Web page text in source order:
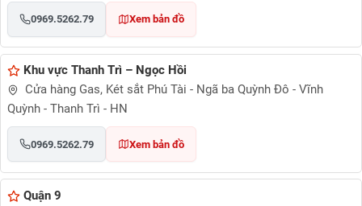
0969.5262.79 Xem bản đồ
Khu vực Thanh Trì – Ngọc Hồi
Cửa hàng Gas, Két sắt Phú Tài - Ngã ba Quỳnh Đô - Vĩnh
Quỳnh - Thanh Trì - HN
0969.5262.79 Xem bản đồ
Quận 9